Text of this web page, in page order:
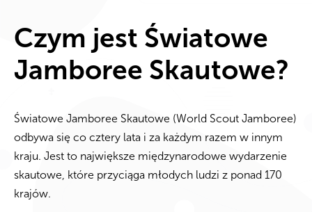
Czym jest Światowe
Jamboree Skautowe?
Światowe Jamboree Skautowe (World Scout Jamboree)
odbywa się co cztery lata i za każdym razem w innym
kraju. Jest to największe międzynarodowe wydarzenie
skautowe, które przyciąga młodych ludzi z ponad 170
krajów.